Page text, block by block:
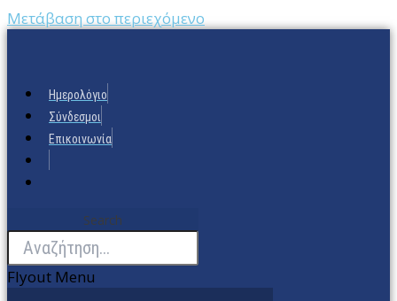
Μετάβαση στο περιεχόμενο
Ημερολόγιο
Σύνδεσμοι
Επικοινωνία
Search
Flyout Menu